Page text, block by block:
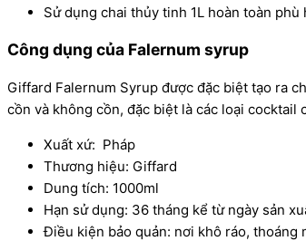
Sử dụng chai thủy tinh 1L hoàn toàn
Công dụng của Falernum syrup
Giffard Falernum Syrup được đặc biệt tạo ra
cồn và không cồn, đặc biệt là các loại cocktail
Xuất xứ: Pháp
Thương hiệu: Giffard
Dung tích: 1000ml
Hạn sử dụng: 36 tháng kể từ ngày sản
Điều kiện bảo quản: nơi khô ráo, thoáng